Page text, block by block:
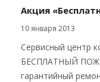
Акция
10 января 2013
Сервисный центр
БЕСПЛАТНЫЙ
гарантийный